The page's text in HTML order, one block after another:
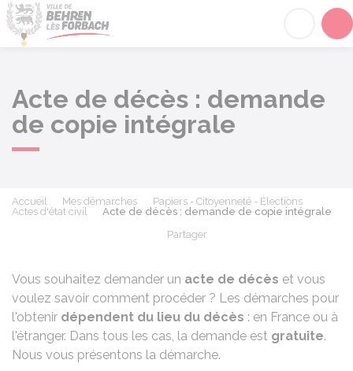
Acte de décès : demande
de copie intégrale
Accueil Mes démarches
Papiers - Citoyenneté - Élections
Actes d'état civil
Acte de décès : demande de copie intégrale
Partager
Vous souhaitez demander un acte de décès et vous
voulez savoir comment procéder ? Les démarches pour
l'obtenir dépendent du lieu du décès : en France ou à
l'étranger. Dans tous les cas, la demande est gratuite.
Nous vous présentons la démarche.